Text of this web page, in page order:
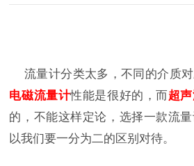
流量计分类太多，不同的介质
电磁流量计性能是很好的，而超
的，不能这样定论，选择一款流
以我们要一分为二的区别对待。